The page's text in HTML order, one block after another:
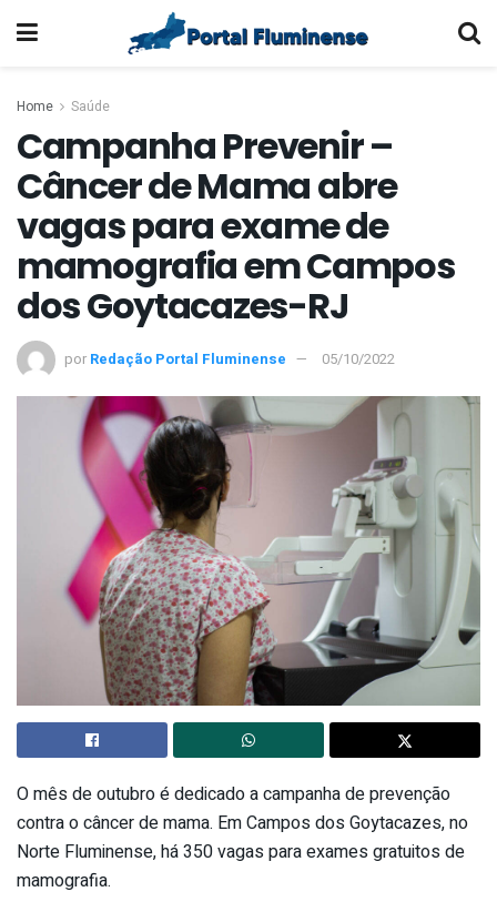
Home Saúde
Campanha Prevenir –
Câncer de Mama abre
vagas para exame de
mamografia em Campos
dos Goytacazes-RJ
por Redação Portal Fluminense 05/10/2022
O mês de outubro é dedicado a campanha de prevenção
contra o câncer de mama. Em Campos dos Goytacazes, no
Norte Fluminense, há 350 vagas para exames gratuitos de
mamografia.